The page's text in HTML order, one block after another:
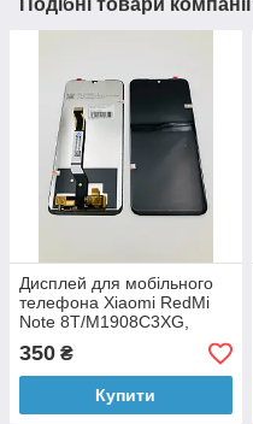
Подібні товари компанії
Дисплей для мобільного
телефона Xiaomi RedMi
Note 8T/M1908C3XG,
350 ₴
Купити